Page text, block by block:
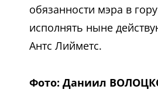
обязанности мэра в
исполнять ныне
Антс Лийметс.
Фото: Даниил